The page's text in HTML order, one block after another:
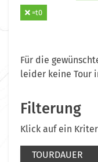
=t0
Für die
leider keine Tour
Filterung
Klick auf ein
TOURDAUER